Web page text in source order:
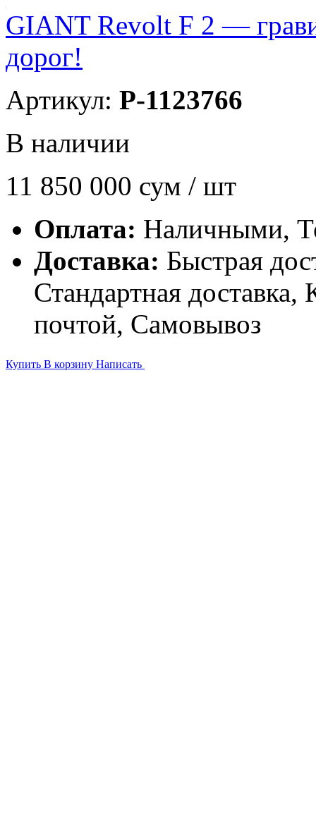
GIANT Revolt F 2 —
дорог!
Артикул: P-1123766
В наличии
11 850 000 сум / шт
Оплата: Наличными,
Доставка: Быстрая
Стандартная доставка,
почтой, Самовывоз
Купить В корзину Написать